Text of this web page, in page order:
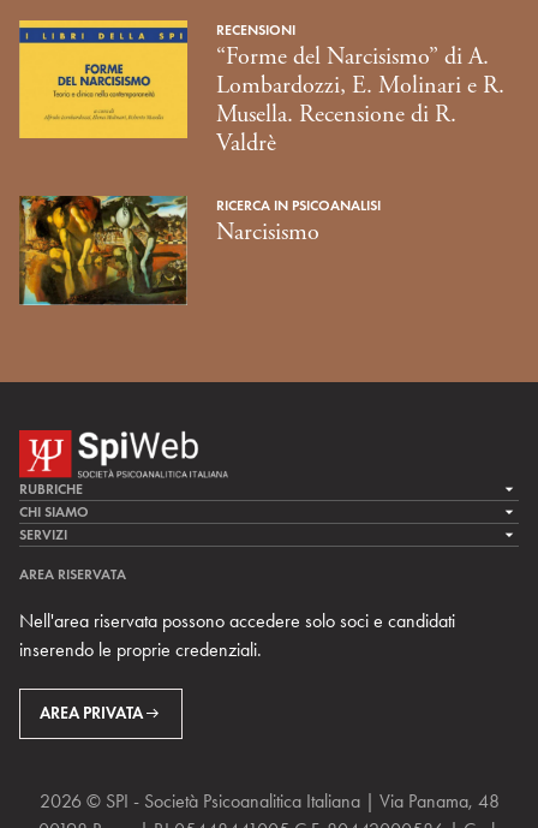
RECENSIONI
“Forme del Narcisismo” di A.
Lombardozzi, E. Molinari e R.
Musella. Recensione di R.
Valdrè
RICERCA IN PSICOANALISI
Narcisismo
RUBRICHE
LA CURA
LA RICERCA
MULTIMEDIA
CHI SIAMO
LA SPI
TEAM DI SPIWEB
CONTATTI
RIVISTE
SERVIZI
ARCHIVIO STORICO
AREA RISERVATA
Nell'area riservata possono accedere solo soci e candidati
inserendo le proprie credenziali.
AREA PRIVATA
2026 © SPI - Società Psicoanalitica Italiana | Via Panama, 48